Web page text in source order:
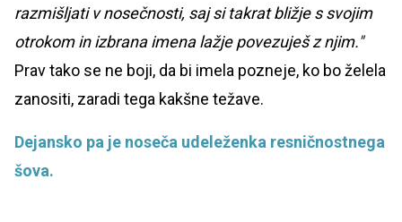
razmišljati v nosečnosti, saj si takrat bližje s svojim
otrokom in izbrana imena lažje povezuješ z njim."
Prav tako se ne boji, da bi imela pozneje, ko bo želela
zanositi, zaradi tega kakšne težave.
Dejansko pa je noseča udeleženka resničnostnega
šova.